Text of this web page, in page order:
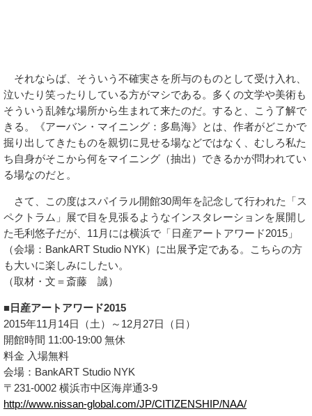
それならば、そういう不確実さを所与のものとして受け入れ、
泣いたり笑ったりしている方がマシである。多くの文学や美術も
そういう乱雑な場所から生まれて来たのだ。すると、こう了解で
きる。《アーバン・マイニング：多島海》とは、作者がどこかで
掘り出してきたものを親切に見せる場などではなく、むしろ私た
ち自身がそこから何をマイニング（抽出）できるかが問われてい
る場なのだと。
さて、この度はスパイラル開館30周年を記念して行われた「ス
ペクトラム」展で目を見張るようなインスタレーションを展開し
た毛利悠子だが、11月には横浜で「日産アートアワード2015」
（会場：BankART Studio NYK）に出展予定である。こちらの方
も大いに楽しみにしたい。
（取材・文＝斎藤 誠）
■日産アートアワード2015
2015年11月14日（土）～12月27日（日）
開館時間 11:00-19:00 無休
料金 入場無料
会場：BankART Studio NYK
〒231-0002 横浜市中区海岸通3-9
http://www.nissan-global.com/JP/CITIZENSHIP/NAA/